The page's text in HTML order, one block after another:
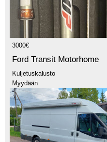
3000€
Ford Transit Motorhome
Kuljetuskalusto
Myydään